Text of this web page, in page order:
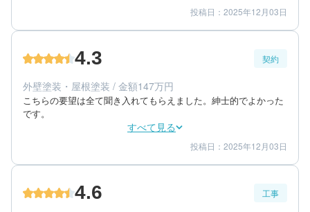
仕上がり 3
満足度 4
70代/女性/一戸建て
築年数：36年
投稿日：2025年12月03日
4.3 契約
外壁塗装・屋根塗装 / 金額147万円
こちらの要望は全て聞き入れてもらえました。紳士的でよかった
です。
すべて見る
金額感 4
担当者 5
70代/女性/一戸建て
投稿日：2025年12月03日
4.6 工事